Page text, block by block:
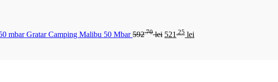
Gratar Camping Malibu 50 Mbar592.70 lei 521 .25 lei